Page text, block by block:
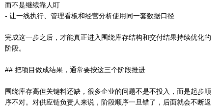
而不是继续靠人盯
- 让一线执行、管理看板和经营分析使用同一套数据口径
完成这一步之后，才能真正进入围绕库存结构和交付结果持续优化的
阶段。
## 把项目做成结果，通常要按这三个阶段推进
围绕库存高但关键料还缺，很多企业的问题不是不投入，而是起步顺
序不对。对供应链负责人来说，阶段顺序一旦错了，后面就会不断返